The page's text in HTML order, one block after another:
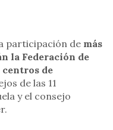
participación de más
la Federación de
de
de las 11
y el consejo